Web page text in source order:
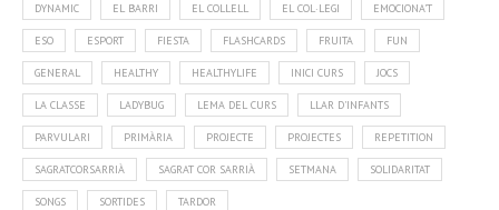
DYNAMIC EL BARRI EL COLLELL EL COL·LEGI EMOCIONA'T
ESO ESPORT FIESTA FLASHCARDS FRUITA FUN
GENERAL HEALTHY HEALTHYLIFE INICI CURS JOCS
LA CLASSE LADYBUG LEMA DEL CURS LLAR D'INFANTS
PARVULARI PRIMÀRIA PROJECTE PROJECTES REPETITION
SAGRATCORSARRIÀ SAGRAT COR SARRIÀ SETMANA SOLIDARITAT
SONGS SORTIDES TARDOR